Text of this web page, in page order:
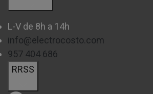
L-V de 8h a 14h
info@electrocosto.com
957 404 686
RRSS